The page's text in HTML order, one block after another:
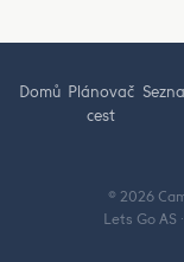
Domů Plánovač
cest
© 2026
Lets Go AS